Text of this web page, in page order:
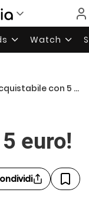
Watch
con 5 euro!
euro!